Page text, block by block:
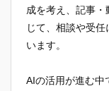
成を考え、記事・
じて、相談や受
います。
AIの活用が進む中